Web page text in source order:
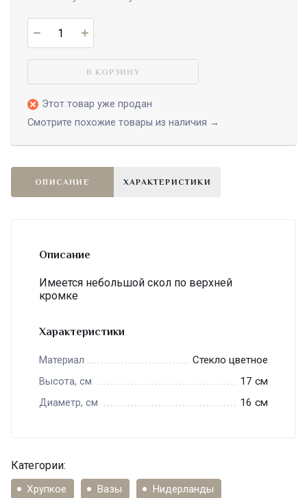
В КОРЗИНУ
Этот товар уже продан
Смотрите похожие товары из наличия →
ОПИСАНИЕ ХАРАКТЕРИСТИКИ
Описание
Имеется небольшой скол по верхней
кромке
Характеристики
Материал Стекло цветное
Высота, см 17 см
Диаметр, см 16 см
Категории:
Хрупкое Вазы Нидерланды